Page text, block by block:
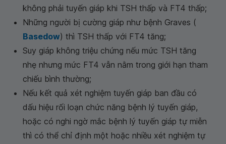
không phải tuyến giáp khi TSH thấp và FT4 thấp;
Những người bị cường giáp như bệnh Graves (
Basedow) thì TSH thấp với FT4 tăng;
Suy giáp không triệu chứng nếu mức TSH tăng
nhẹ nhưng mức FT4 vẫn nằm trong giới hạn tham
chiếu bình thường;
Nếu kết quả xét nghiệm tuyến giáp ban đầu có
dấu hiệu rối loạn chức năng bệnh lý tuyến giáp,
hoặc có nghi ngờ mắc bệnh lý tuyến giáp tự miễn
thì có thể chỉ định một hoặc nhiều xét nghiệm tự